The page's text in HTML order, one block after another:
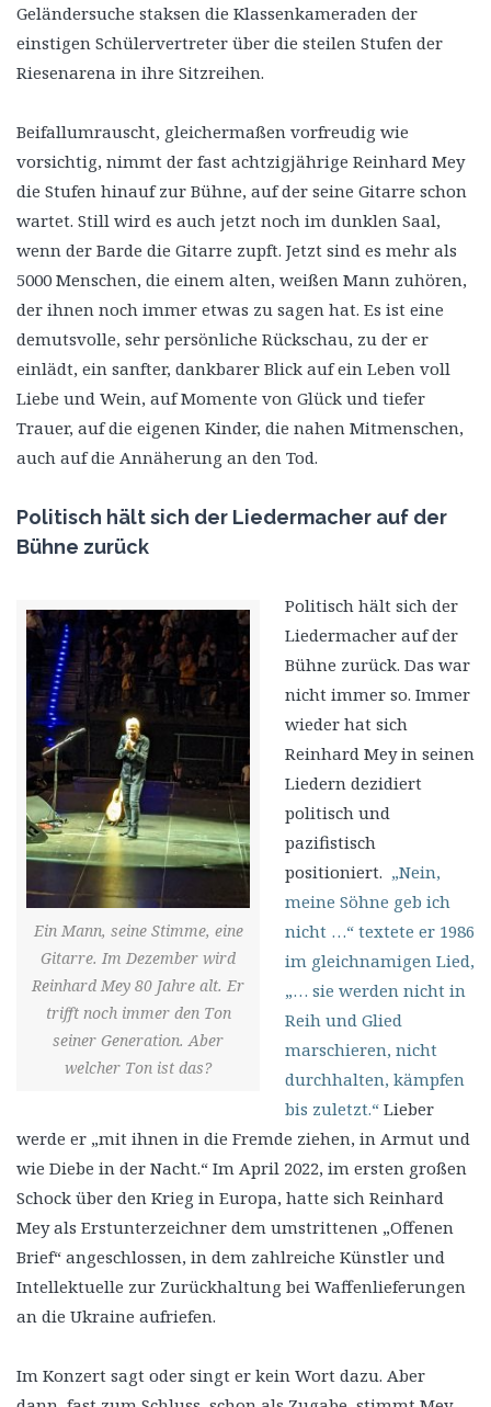
Geländersuche staksen die Klassenkameraden der
einstigen Schülervertreter über die steilen Stufen der
Riesenarena in ihre Sitzreihen.
Beifallumrauscht, gleichermaßen vorfreudig wie
vorsichtig, nimmt der fast achtzigjährige Reinhard Mey
die Stufen hinauf zur Bühne, auf der seine Gitarre schon
wartet. Still wird es auch jetzt noch im dunklen Saal,
wenn der Barde die Gitarre zupft. Jetzt sind es mehr als
5000 Menschen, die einem alten, weißen Mann zuhören,
der ihnen noch immer etwas zu sagen hat. Es ist eine
demutsvolle, sehr persönliche Rückschau, zu der er
einlädt, ein sanfter, dankbarer Blick auf ein Leben voll
Liebe und Wein, auf Momente von Glück und tiefer
Trauer, auf die eigenen Kinder, die nahen Mitmenschen,
auch auf die Annäherung an den Tod.
Politisch hält sich der Liedermacher auf der
Bühne zurück
Ein Mann, seine Stimme, eine
Gitarre. Im Dezember wird
Reinhard Mey 80 Jahre alt. Er
trifft noch immer den Ton
seiner Generation. Aber
welcher Ton ist das?
Politisch hält sich der
Liedermacher auf der
Bühne zurück. Das war
nicht immer so. Immer
wieder hat sich
Reinhard Mey in seinen
Liedern dezidiert
politisch und
pazifistisch
positioniert. „Nein,
meine Söhne geb ich
nicht …“ textete er 1986
im gleichnamigen Lied,
„… sie werden nicht in
Reih und Glied
marschieren, nicht
durchhalten, kämpfen
bis zuletzt.“Lieber
werde er „mit ihnen in die Fremde ziehen, in Armut und
wie Diebe in der Nacht.“ Im April 2022, im ersten großen
Schock über den Krieg in Europa, hatte sich Reinhard
Mey als Erstunterzeichner dem umstrittenen „Offenen
Brief“ angeschlossen, in dem zahlreiche Künstler und
Intellektuelle zur Zurückhaltung bei Waffenlieferungen
an die Ukraine aufriefen.
Im Konzert sagt oder singt er kein Wort dazu. Aber